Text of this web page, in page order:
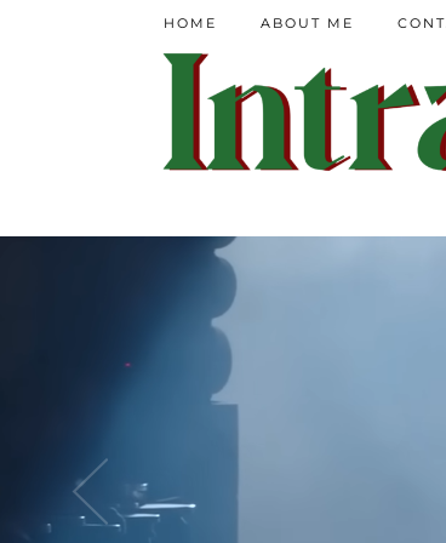
HOME ABOUT ME